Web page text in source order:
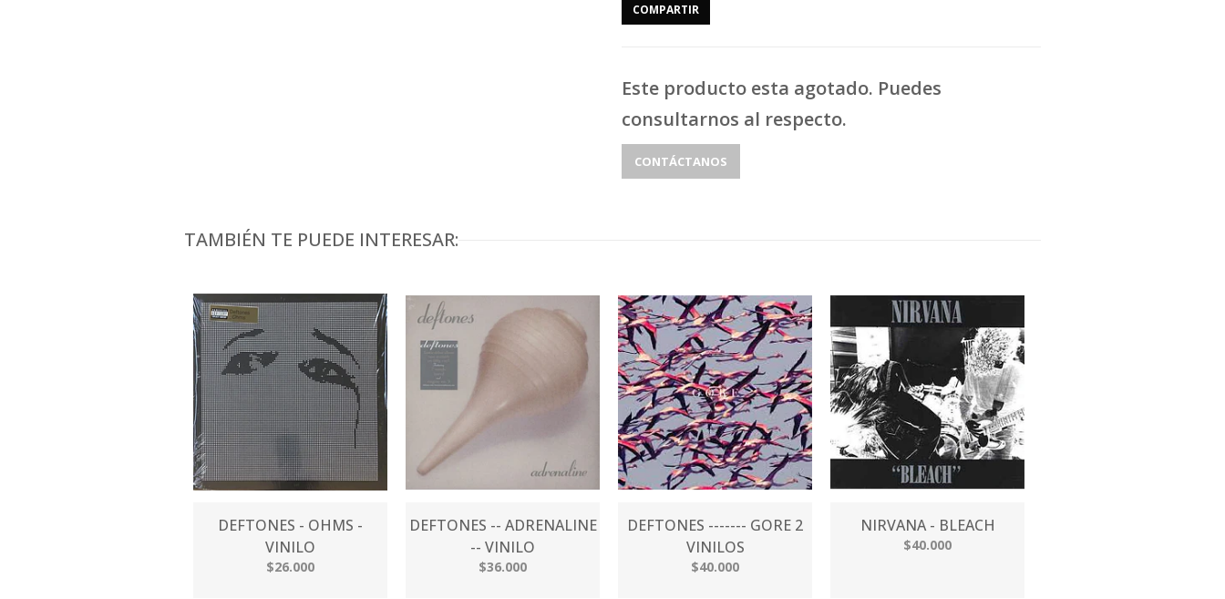
COMPARTIR
Este producto esta agotado. Puedes
consultarnos al respecto.
CONTÁCTANOS
TAMBIÉN TE PUEDE INTERESAR:
DEFTONES - OHMS -
VINILO
$26.000
DEFTONES -- ADRENALINE
-- VINILO
$36.000
DEFTONES ------- GORE 2
VINILOS
$40.000
NIRVANA - BLEACH
$40.000